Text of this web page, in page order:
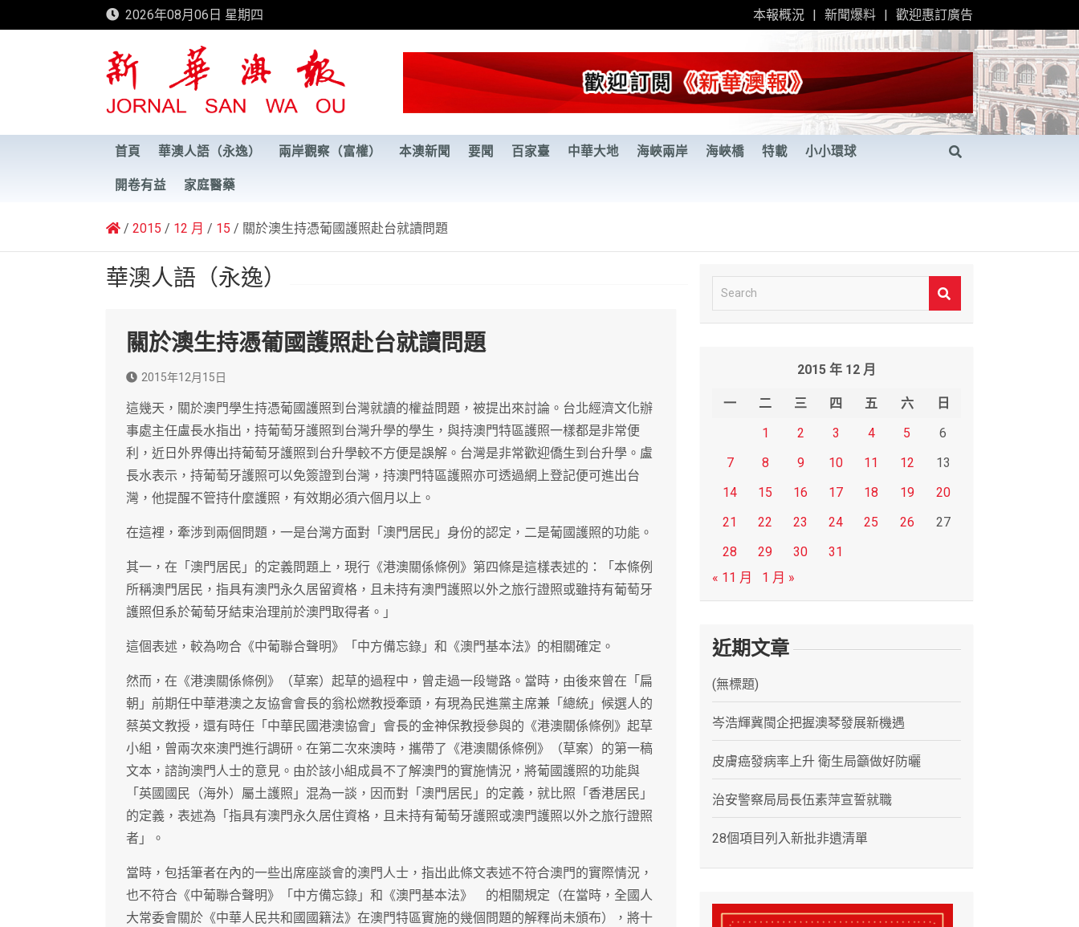
to
2026年08月06日 星期四 本報概況 新聞爆料 歡迎惠訂廣告
新華澳報
首頁 華澳人語（永逸） 兩岸觀察（富權） 本澳新聞 要聞 百家臺 中華大地 海峽兩岸 海峽橋 特載 小小環球
開卷有益 家庭醫藥
2015 12 月 15 關於澳生持憑葡國護照赴台就讀問題
華澳人語（永逸）
關於澳生持憑葡國護照赴台就讀問題
2015年12月15日
這幾天，關於澳門學生持憑葡國護照到台灣就讀的權益問題，被提出來討論。台北經濟文化辦
事處主任盧長水指出，持葡萄牙護照到台灣升學的學生，與持澳門特區護照一樣都是非常便
利，近日外界傳出持葡萄牙護照到台升學較不方便是誤解。台灣是非常歡迎僑生到台升學。盧
長水表示，持葡萄牙護照可以免簽證到台灣，持澳門特區護照亦可透過網上登記便可進出台
灣，他提醒不管持什麼護照，有效期必須六個月以上。
在這裡，牽涉到兩個問題，一是台灣方面對「澳門居民」身份的認定，二是葡國護照的功能。
其一，在「澳門居民」的定義問題上，現行《港澳關係條例》第四條是這樣表述的：「本條例
所稱澳門居民，指具有澳門永久居留資格，且未持有澳門護照以外之旅行證照或雖持有葡萄牙
護照但系於葡萄牙結束治理前於澳門取得者。」
這個表述，較為吻合《中葡聯合聲明》「中方備忘錄」和《澳門基本法》的相關確定。
然而，在《港澳關係條例》（草案）起草的過程中，曾走過一段彎路。當時，由後來曾在「扁
朝」前期任中華港澳之友協會會長的翁松燃教授牽頭，有現為民進黨主席兼「總統」候選人的
蔡英文教授，還有時任「中華民國港澳協會」會長的金神保教授參與的《港澳關係條例》起草
小組，曾兩次來澳門進行調研。在第二次來澳時，攜帶了《港澳關係條例》（草案）的第一稿
文本，諮詢澳門人士的意見。由於該小組成員不了解澳門的實施情況，將葡國護照的功能與
「英國國民（海外）屬土護照」混為一談，因而對「澳門居民」的定義，就比照「香港居民」
的定義，表述為「指具有澳門永久居住資格，且未持有葡萄牙護照或澳門護照以外之旅行證照
者」。
當時，包括筆者在內的一些出席座談會的澳門人士，指出此條文表述不符合澳門的實際情況，
也不符合《中葡聯合聲明》「中方備忘錄」和《澳門基本法》 的相關規定（在當時，全國人
大常委會關於《中華人民共和國國籍法》在澳門特區實施的幾個問題的解釋尚未頒布），將十
e
2015 年 12 月
一 二 三 四 五 六
日
1
2 3 4 5
6
7
8 9 10 11 12
13
14
15 16 17 18 19
20
21
22 23 24 25 26
27
28
29 30
31
« 11 月
1 月 »
近期文章
(無標題)
岑浩輝冀閩企把握澳琴發展新機遇
皮膚癌發病率上升 衛生局籲做好防曬
治安警察局局長伍素萍宣誓就職
28個項目列入新批非遺清單